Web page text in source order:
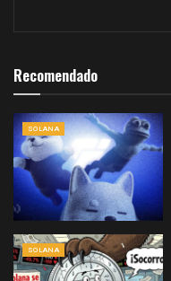
Recomendado
SOLANA
SOLANA